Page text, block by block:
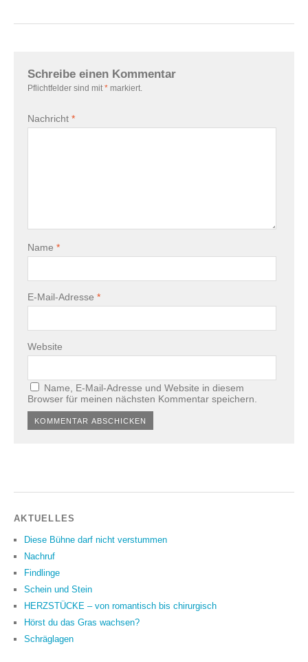
Schreibe einen Kommentar
Pflichtfelder sind mit* markiert.
Nachricht *
Name *
E-Mail-Adresse *
Website
Name, E-Mail-Adresse und Website in diesem
Browser für meinen nächsten Kommentar speichern.
AKTUELLES
Diese Bühne darf nicht verstummen
Nachruf
Findlinge
Schein und Stein
HERZSTÜCKE – von romantisch bis chirurgisch
Hörst du das Gras wachsen?
Schräglagen